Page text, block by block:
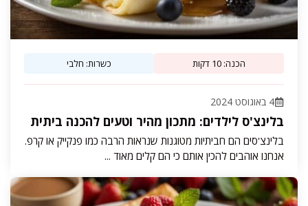
הכנה: 10 דקות כשרות: חלבי
4 באוגוסט 2024
בלינצ'ס לילדים: מתכון מהיר וטעים להכנה ביתית
בלינצ'סים הם חביתיות מטוגנות שנראות הרבה כמו פנקייק או קרפ.
אנחנו אוהבים להכין אותם כי הם קלים מאוד ...